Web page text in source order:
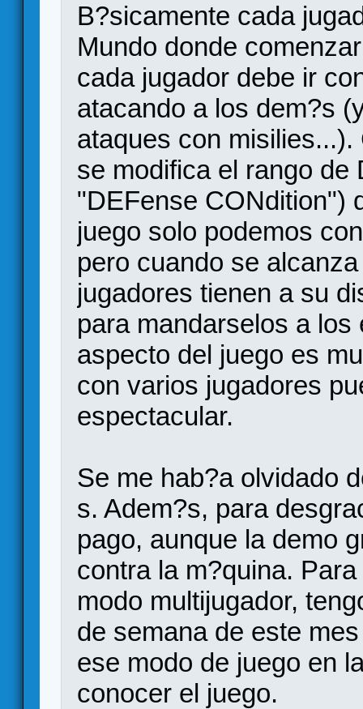
B?sicamente cada
Mundo donde
cada jugador debe ir
atacando a los dem?s
ataques con
se modifica el rango de
"DEFense CONdition")
juego solo podemos
pero cuando se
jugadores tienen a su
para mandarselos a
aspecto del juego es
con varios jugadores
espectacular.
Se me hab?a olvidado
s. Adem?s, para
pago, aunque la demo
contra la m?quina.
modo multijugador,
de semana de este
ese modo de juego en
conocer el juego.